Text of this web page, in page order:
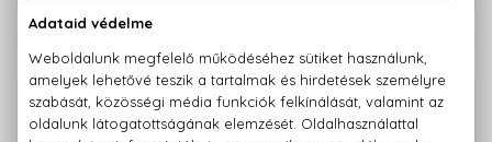
100% eredeti termékek,14 napos visszaküldési garanciával